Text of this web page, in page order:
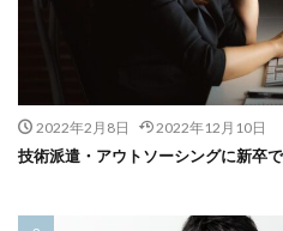
2022年2月8日 2022年12月10日
技術派遣・アウトソーシングに新卒